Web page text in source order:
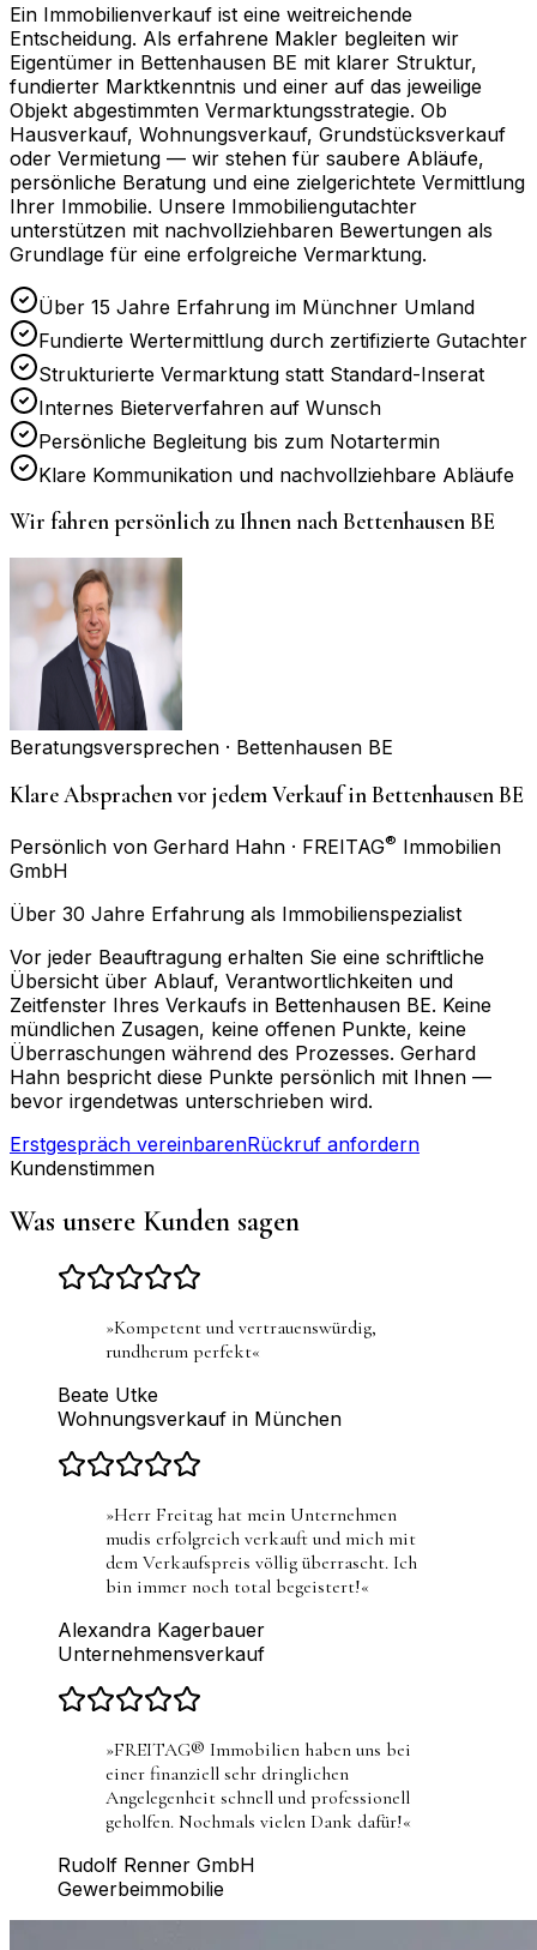
Ein Immobilienverkauf ist eine weitreichende
Entscheidung. Als erfahrene Makler begleiten wir
Eigentümer in Bettenhausen BE mit klarer Struktur,
fundierter Marktkenntnis und einer auf das jeweilige
Objekt abgestimmten Vermarktungsstrategie. Ob
Hausverkauf, Wohnungsverkauf, Grundstücksverkauf
oder Vermietung — wir stehen für saubere Abläufe,
persönliche Beratung und eine zielgerichtete Vermittlung
Ihrer Immobilie. Unsere Immobiliengutachter
unterstützen mit nachvollziehbaren Bewertungen als
Grundlage für eine erfolgreiche Vermarktung.
Über 15 Jahre Erfahrung im Münchner Umland
Fundierte Wertermittlung durch zertifizierte Gutachter
Strukturierte Vermarktung statt Standard-Inserat
Internes Bieterverfahren auf Wunsch
Persönliche Begleitung bis zum Notartermin
Klare Kommunikation und nachvollziehbare Abläufe
Wir fahren persönlich zu Ihnen nachBettenhausen BE
Beratungsversprechen · Bettenhausen BE
Klare Absprachen vor jedem Verkauf in Bettenhausen BE
Persönlich von Gerhard Hahn · FREITAG® Immobilien
GmbH
Über 30 Jahre Erfahrung als Immobilienspezialist
Vor jeder Beauftragung erhalten Sie eine schriftliche
Übersicht über Ablauf, Verantwortlichkeiten und
Zeitfenster Ihres Verkaufs in Bettenhausen BE. Keine
mündlichen Zusagen, keine offenen Punkte, keine
Überraschungen während des Prozesses. Gerhard
Hahn bespricht diese Punkte persönlich mit Ihnen —
bevor irgendetwas unterschrieben wird.
Erstgespräch vereinbarenRückruf anfordern
Kundenstimmen
Was unsere Kunden sagen
»Kompetent und vertrauenswürdig,
rundherum perfekt«
Beate Utke
Wohnungsverkauf in München
»Herr Freitag hat mein Unternehmen
mudis erfolgreich verkauft und mich mit
dem Verkaufspreis völlig überrascht. Ich
bin immer noch total begeistert!«
Alexandra Kagerbauer
Unternehmensverkauf
»FREITAG® Immobilien haben uns bei
einer finanziell sehr dringlichen
Angelegenheit schnell und professionell
geholfen. Nochmals vielen Dank dafür!«
Rudolf Renner GmbH
Gewerbeimmobilie